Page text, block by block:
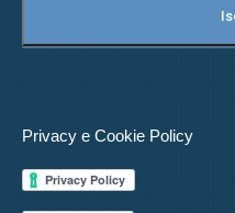
Privacy e Cookie Policy